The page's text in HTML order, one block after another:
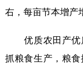
右，每亩节本增产
优质农田产优
抓粮食生产，粮